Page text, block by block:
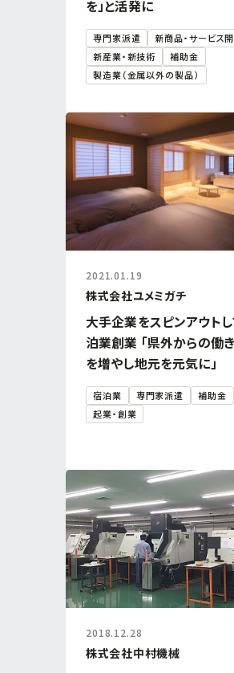
を」と活発に
専門家派遣
新商品・サービス
新産業・新技術
補助金
製造業（金属以外の製品）
2021.01.19
株式会社ユメミガチ
大手企業をスピンアウト
泊業創業 「県外からの働
を増やし地元を元気に」
宿泊業 専門家派遣
補助金
起業・創業
2018.12.28
株式会社中村機械